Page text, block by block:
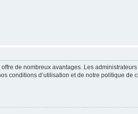
de nombreux avantages. Les
conditions d’utilisation et de notre politique